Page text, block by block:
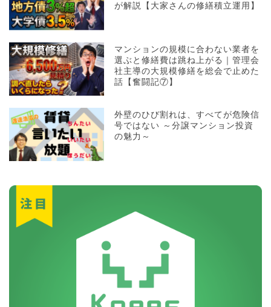
が解説【大家さんの修繕積立運用】
マンションの規模に合わない業者を
選ぶと修繕費は跳ね上がる｜管理会
社主導の大規模修繕を総会で止めた
話【奮闘記⑦】
外壁のひび割れは、すべてが危険信
号ではない ～分譲マンション投資
の魅力～